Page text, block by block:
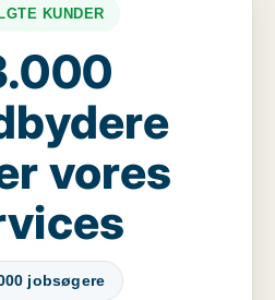
KUNDER
vores
jobsøgere